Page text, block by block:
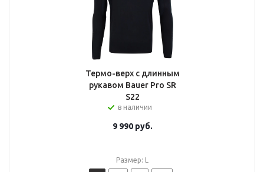
Термо-верх с длинным
рукавом Bauer Pro SR
S22
в наличии
9 990руб.
Размер: L